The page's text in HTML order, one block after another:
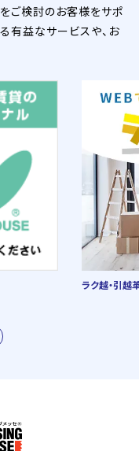
をご検討のお客様をサポ
有益なサービスや、お
ラク越・引越